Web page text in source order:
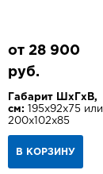
от 28 900
руб.
Габарит ШхГхВ,
см: 195х92х75 или
200х102х85
В КОРЗИНУ